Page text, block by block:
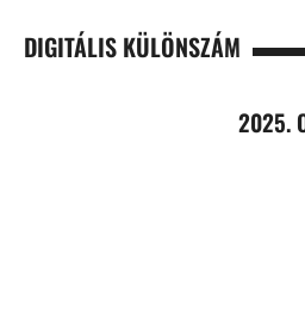
DIGITÁLIS KÜLÖNSZÁM
2025.